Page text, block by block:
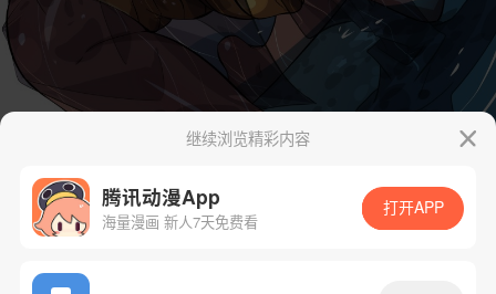
App免费看
继续浏览精彩内容
腾讯动漫App
海量漫画 新人7天免费看
打开APP